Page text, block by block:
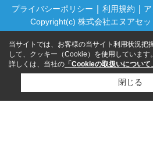
プライバシーポリシー 利用規約
Copyright(c) 株式会社エヌアセ
当サイトでは、お客様の当サイト利用状況把
して、クッキー（Cookie）を使用しています。
詳しくは、当社の 「Cookieの取扱いについて
閉じる